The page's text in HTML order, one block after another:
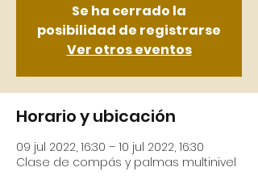
Se ha cerrado la
posibilidad de registrarse
Ver otros eventos
Horario y ubicación
09 jul 2022, 16:30 – 10 jul 2022, 16:30
Clase de compás y palmas multinivel